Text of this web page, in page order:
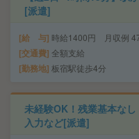
[派遣]
給 与 時給1400円 月収例
交通費 全額支給
勤務地 板宿駅徒歩4分
未経験OK！残業基本な
入力など[派遣]